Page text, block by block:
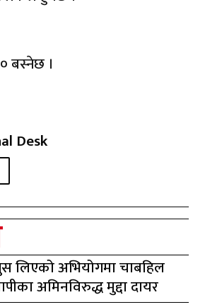
बस्नेछ ।
Desk
लिएको अभियोगमा चाबहिल
अमिनविरुद्ध मुद्दा दायर